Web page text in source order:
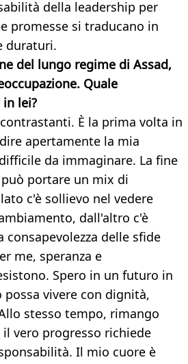
della leadership per
promesse si traducano in
duraturi.
del lungo regime di Assad,
Quale
lei?
È la prima volta in
apertamente la mia
da immaginare. La fine
portare un mix di
c'è sollievo nel vedere
dall'altro c'è
consapevolezza delle sfide
me, speranza e
Spero in un futuro in
vivere con dignità,
stesso tempo, rimango
vero progresso richiede
Il mio cuore è